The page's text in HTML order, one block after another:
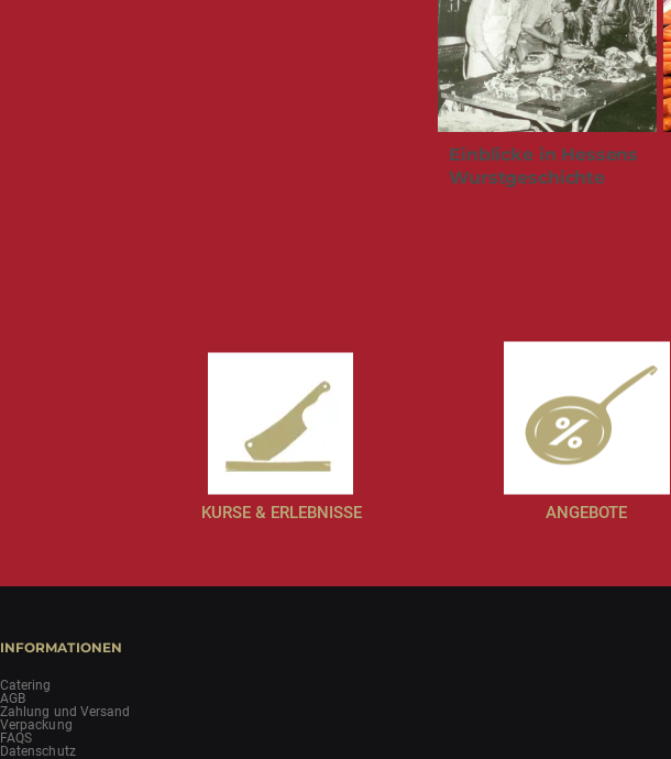
Einblicke in Hessens
Wurstgeschichte
KURSE & ERLEBNISSE ANGEBOTE
INFORMATIONEN
Catering
AGB
Zahlung und Versand
Verpackung
FAQS
Datenschutz